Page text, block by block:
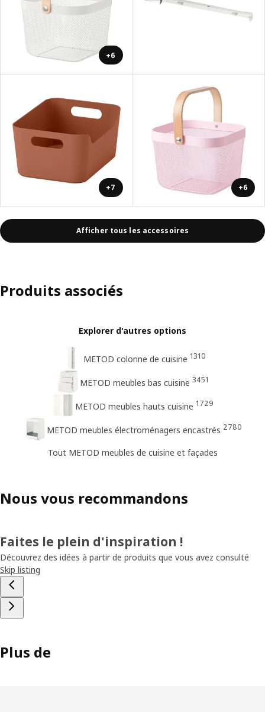
+6
+7 +6
Afficher tous les accessoires
Produits associés
Explorer d'autres options
METOD colonne de cuisine 1310
METOD meubles bas cuisine 3451
METOD meubles hauts cuisine 1729
METOD meubles électroménagers encastrés 2780
Tout METOD meubles de cuisine et façades
Nous vous recommandons
Faites le plein d'inspiration !
Découvrez des idées à partir de produits que vous avez consulté
Skip listing
Plus de